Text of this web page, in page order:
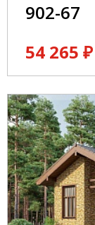
902-67
54 265 ₽